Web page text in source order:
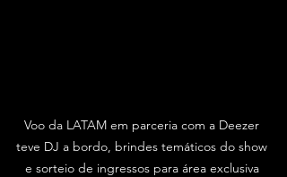
Voo da LATAM em parceria com a Deezer
teve DJ a bordo, brindes temáticos do show
e sorteio de ingressos para área exclusiva